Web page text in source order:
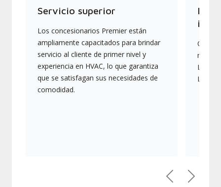
Servicio superior
Los concesionarios Premier están
ampliamente capacitados para brindar
servicio al cliente de primer nivel y
experiencia en HVAC, lo que garantiza
que se satisfagan sus necesidades de
comodidad.
más
PreviousNext